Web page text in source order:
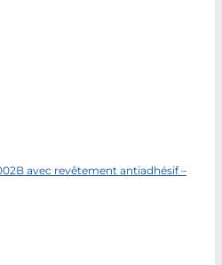
avec revêtement antiadhésif –